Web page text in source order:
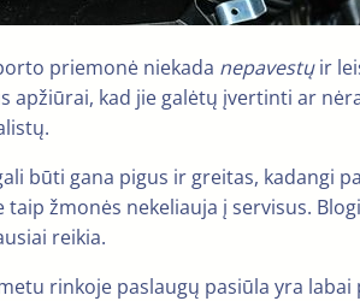
priemonė niekada nepavestųir
apžiūrai, kad jie galėtų įvertinti ar
būti gana pigus ir greitas, kadangi
taip žmonės nekeliauja į servisus.
reikia.
rinkoje paslaugų pasiūla yra